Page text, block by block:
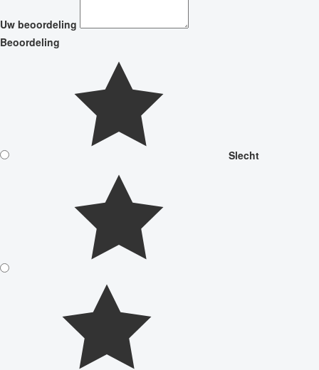
Uw beoordeling
Beoordeling
Slecht